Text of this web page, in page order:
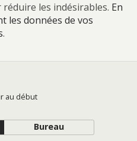
les indésirables. En
les données de vos
.
au début
Bureau